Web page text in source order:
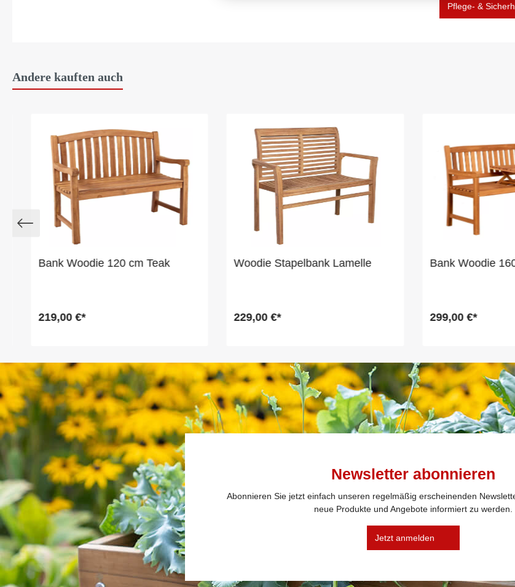
Pflege- &
Andere kauften auch
Bank Woodie 120 cm Teak
219,00 €*
Woodie Stapelbank Lamelle
229,00 €*
Bank Woodie
299,00 €*
Newsletter abonnieren
Abonnieren Sie jetzt einfach unseren regelmäßig erscheinenden
neue Produkte und Angebote informiert zu werden.
Jetzt anmelden